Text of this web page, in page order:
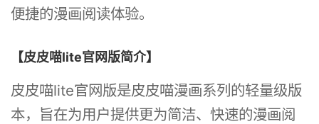
便捷的漫画阅读体验。
【皮皮喵lite官网版简介】
皮皮喵lite官网版是皮皮喵漫画系列的轻量级版
本，旨在为用户提供更为简洁、快速的漫画阅